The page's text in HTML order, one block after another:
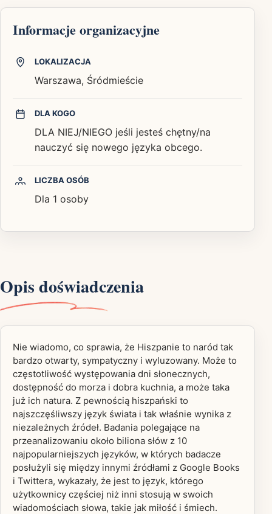
Informacje organizacyjne
LOKALIZACJA
Warszawa, Śródmieście
DLA KOGO
DLA NIEJ/NIEGO jeśli jesteś chętny/na
nauczyć się nowego języka obcego.
LICZBA OSÓB
Dla 1 osoby
Opis doświadczenia
Nie wiadomo, co sprawia, że Hiszpanie to naród tak
bardzo otwarty, sympatyczny i wyluzowany. Może to
częstotliwość występowania dni słonecznych,
dostępność do morza i dobra kuchnia, a może taka
już ich natura. Z pewnością hiszpański to
najszczęśliwszy język świata i tak właśnie wynika z
niezależnych źródeł. Badania polegające na
przeanalizowaniu około biliona słów z 10
najpopularniejszych języków, w których badacze
posłużyli się między innymi źródłami z Google Books
i Twittera, wykazały, że jest to język, którego
użytkownicy częściej niż inni stosują w swoich
wiadomościach słowa, takie jak miłość i śmiech.